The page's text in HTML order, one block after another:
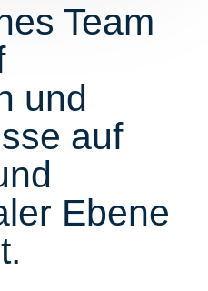
Team
und
auf
Ebene